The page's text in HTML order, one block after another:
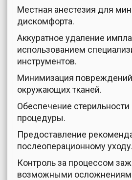
Местная анестезия для
дискомфорта.
Аккуратное удаление
использованием
инструментов.
Минимизация повреждений
окружающих тканей.
Обеспечение
процедуры.
Предоставление
послеоперационному уходу.
Контроль за процессом
возможными